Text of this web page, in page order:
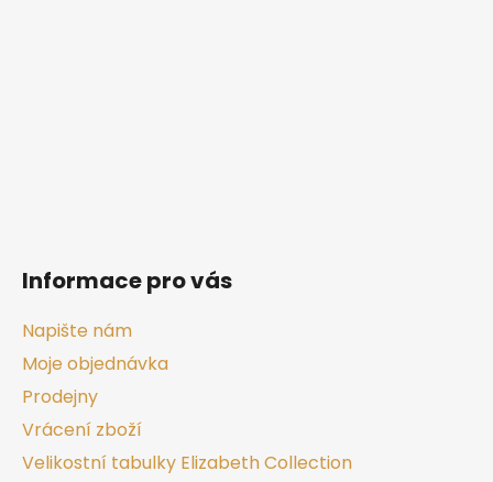
Informace pro vás
Napište nám
Moje objednávka
Prodejny
Vrácení zboží
Velikostní tabulky Elizabeth Collection